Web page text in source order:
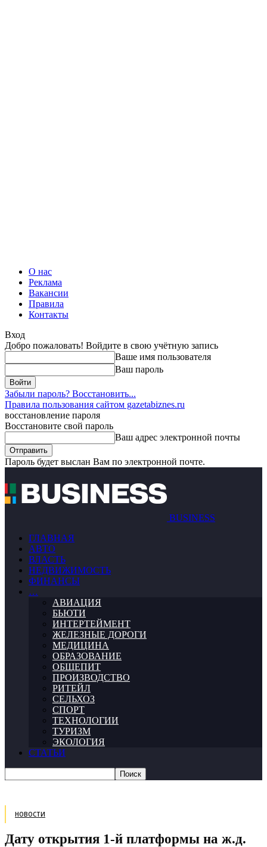
О нас
Реклама
Вакансии
Правила
Контакты
Вход
Добро пожаловать! Войдите в свою учётную запись
Ваше имя пользователя
Ваш пароль
Забыли пароль? Восстановить...
Правила пользования сайтом gazetabiznes.ru
восстановление пароля
Восстановите свой пароль
Ваш адрес электронной почты
Пароль будет выслан Вам по электронной почте.
BUSINESS
ГЛАВНАЯ
АВТО
ВЛАСТЬ
НЕДВИЖИМОСТЬ
ФИНАНСЫ
…
АВИАЦИЯ
БЬЮТИ
ИНТЕРТЕЙМЕНТ
ЖЕЛЕЗНЫЕ ДОРОГИ
МЕДИЦИНА
ОБРАЗОВАНИЕ
ОБЩЕПИТ
ПРОИЗВОДСТВО
РИТЕЙЛ
СЕЛЬХОЗ
СПОРТ
ТЕХНОЛОГИИ
ТУРИЗМ
ЭКОЛОГИЯ
СТАТЬИ
НОВОСТИ
Дату открытия 1-й платформы на ж.д.